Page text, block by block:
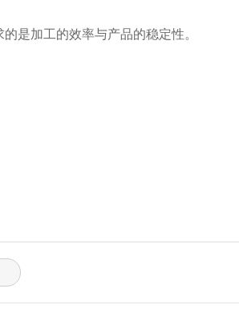
是加工的效率与产品的稳定性。